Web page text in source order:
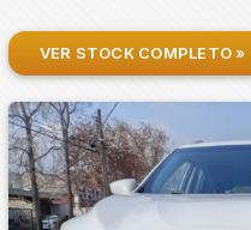
VER STOCK COMPLETO »